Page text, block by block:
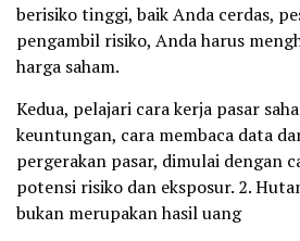
berisiko tinggi, baik Anda cerdas,
pengambil risiko, Anda harus
harga saham.
Kedua, pelajari cara kerja pasar
keuntungan, cara membaca data
pergerakan pasar, dimulai dengan
potensi risiko dan eksposur. 2.
bukan merupakan hasil uang